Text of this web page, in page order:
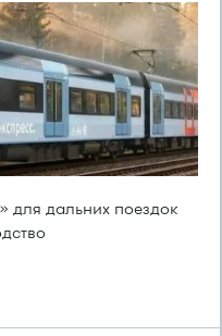
для дальних поездок